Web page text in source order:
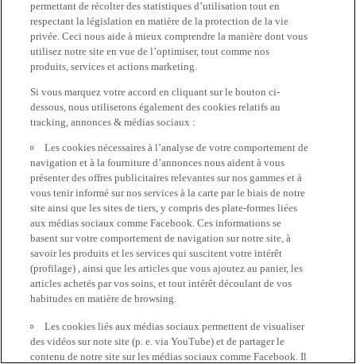
permettant de récolter des statistiques d’utilisation tout en
respectant la législation en matière de la protection de la vie
privée. Ceci nous aide à mieux comprendre la manière dont vous
utilisez notre site en vue de l’optimiser, tout comme nos
produits, services et actions marketing.
Si vous marquez votre accord en cliquant sur le bouton ci-
dessous, nous utiliserons également des cookies relatifs au
tracking, annonces & médias sociaux :
Les cookies nécessaires à l’analyse de votre comportement de
navigation et à la fourniture d’annonces nous aident à vous
présenter des offres publicitaires relevantes sur nos gammes et à
vous tenir informé sur nos services à la carte par le biais de notre
site ainsi que les sites de tiers, y compris des plate-formes liées
aux médias sociaux comme Facebook. Ces informations se
basent sur votre comportement de navigation sur notre site, à
savoir les produits et les services qui suscitent votre intérêt
(profilage) , ainsi que les articles que vous ajoutez au panier, les
articles achetés par vos soins, et tout intérêt découlant de vos
habitudes en matière de browsing.
Les cookies liés aux médias sociaux permettent de visualiser
des vidéos sur note site (p. e. via YouTube) et de partager le
contenu de notre site sur les médias sociaux comme Facebook. Il